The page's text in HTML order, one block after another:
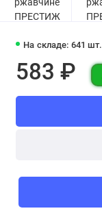
На складе: 641 шт.
583 ₽